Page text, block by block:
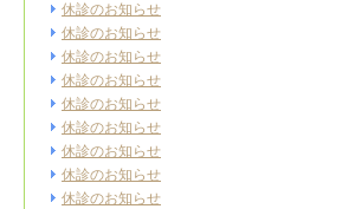
休診のお知らせ
休診のお知らせ
休診のお知らせ
休診のお知らせ
休診のお知らせ
休診のお知らせ
休診のお知らせ
休診のお知らせ
休診のお知らせ